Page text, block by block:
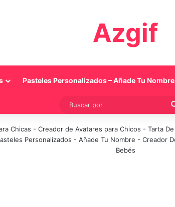
Azgif
Pasteles Personalizados – Añade Tu Nombre
Chicas - Creador de Avatares para Chicos - Tarta
Personalizados - Añade Tu Nombre - Creador
Bebés